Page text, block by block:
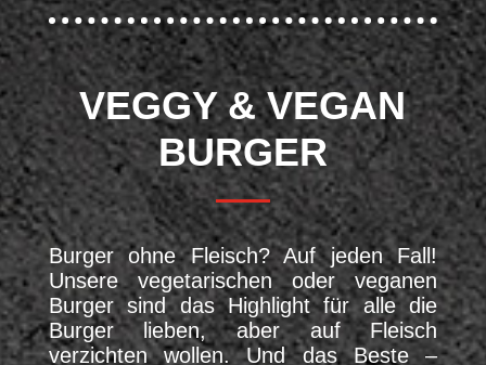
VEGGY & VEGAN
BURGER
Burger ohne Fleisch? Auf jeden Fall!
Unsere vegetarischen oder veganen
Burger sind das Highlight für alle die
Burger lieben, aber auf Fleisch
verzichten wollen. Und das Beste –